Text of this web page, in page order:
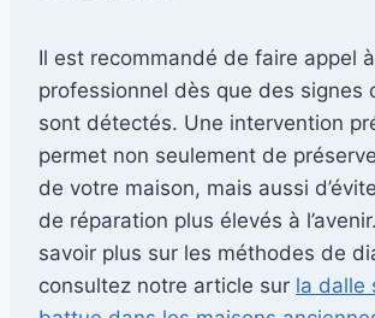
Il est recommandé de faire appel
professionnel dès que des signes
sont détectés. Une intervention
permet non seulement de
de votre maison, mais aussi
de réparation plus élevés à
savoir plus sur les méthodes de
consultez notre article sur la dalle